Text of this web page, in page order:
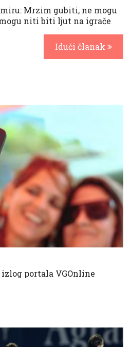
Mrzim gubiti, ne mogu
niti biti ljut na igrače
Idući članak
portala VGOnline